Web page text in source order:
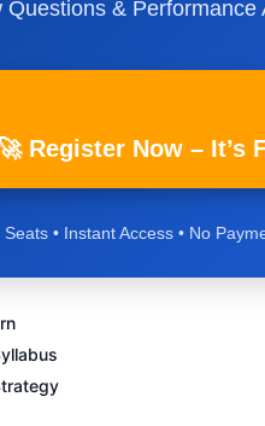
Questions & Performance
🚀 Register Now – It’s
Seats • Instant Access • No